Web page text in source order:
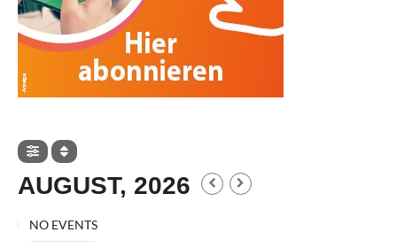
AUGUST, 2026
NO EVENTS